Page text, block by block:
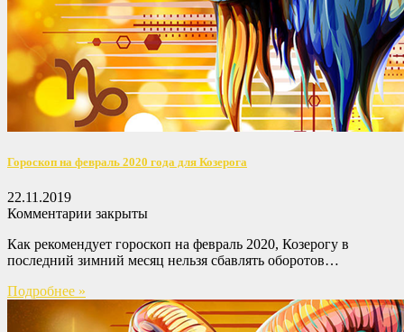
Гороскоп на февраль 2020 года для Козерога
22.11.2019
Комментарии закрыты
Как рекомендует гороскоп на февраль 2020, Козерогу в
последний зимний месяц нельзя сбавлять оборотов…
Подробнее »